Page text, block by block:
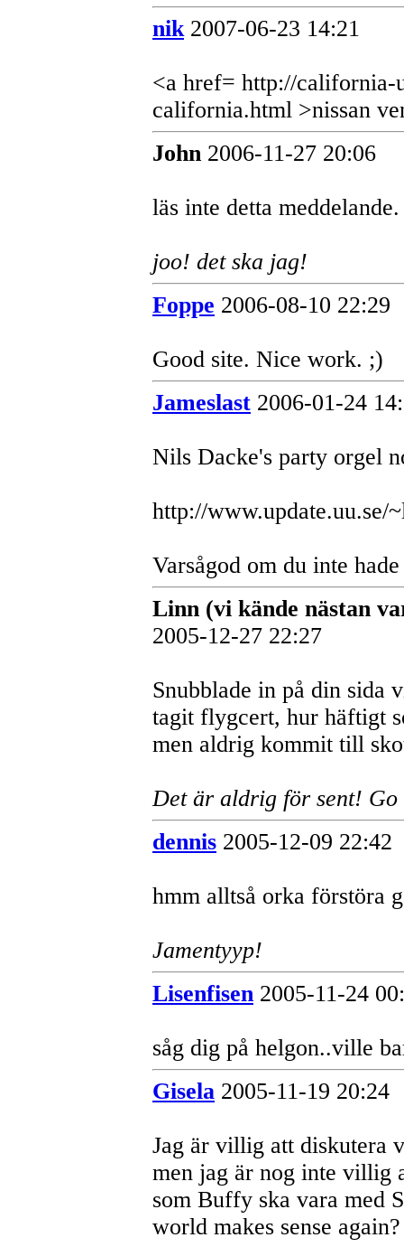
nik 2007-06-23 14:21
<a href= http://california-
california.html >nissan
John 2006-11-27 20:06
läs inte detta
joo! det ska jag!
Foppe 2006-08-10 22:29
Good site. Nice work. ;)
Jameslast 2006-01-24
Nils Dacke's party orgel
http://www.update.uu.se/
Varsågod om du inte
Linn (vi kände nästan
2005-12-27 22:27
Snubblade in på din sida
tagit flygcert, hur häftigt
men aldrig kommit till
Det är aldrig för sent!
dennis 2005-12-09 22:42
hmm alltså orka förstöra
Jamentyyp!
Lisenfisen 2005-11-24
såg dig på helgon..ville
Gisela 2005-11-19 20:24
Jag är villig att diskutera
men jag är nog inte villig
som Buffy ska vara med
world makes sense